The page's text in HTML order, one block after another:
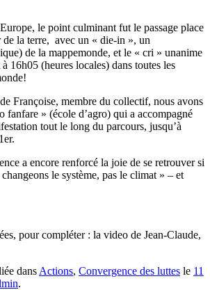
le point culminant fut le passage place
de la terre, avec un « die-in », un
de la mappemonde, et le « cri » unanime
16h05 (heures locales) dans toutes les
Françoise, membre du collectif, nous avons
fanfare » (école d’agro) qui a accompagné
tout le long du parcours, jusqu’à
a encore renforcé la joie de se retrouver si
le système, pas le climat » – et
pour compléter : la video de Jean-Claude,
dans Actions, Convergence des luttes le 11
.